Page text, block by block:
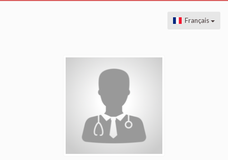
Français